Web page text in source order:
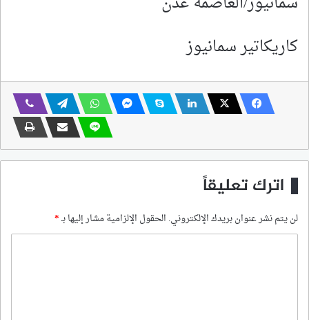
كاريكاتير سمانيوز
اترك تعليقاً
لن يتم نشر عنوان بريدك الإلكتروني. الحقول الإلزامية مشار إليها بـ*